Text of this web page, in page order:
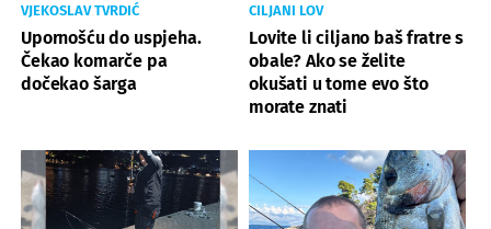
VJEKOSLAV TVRDIĆ
Upornošću do uspjeha.
Čekao komarče pa
dočekao šarga
CILJANI LOV
Lovite li ciljano baš fratre s
obale? Ako se želite
okušati u tome evo što
morate znati